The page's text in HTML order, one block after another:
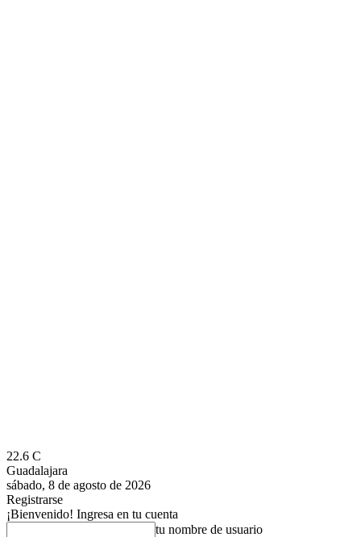
22.6 C
Guadalajara
sábado, 8 de agosto de 2026
Registrarse
¡Bienvenido! Ingresa en tu cuenta
tu nombre de usuario